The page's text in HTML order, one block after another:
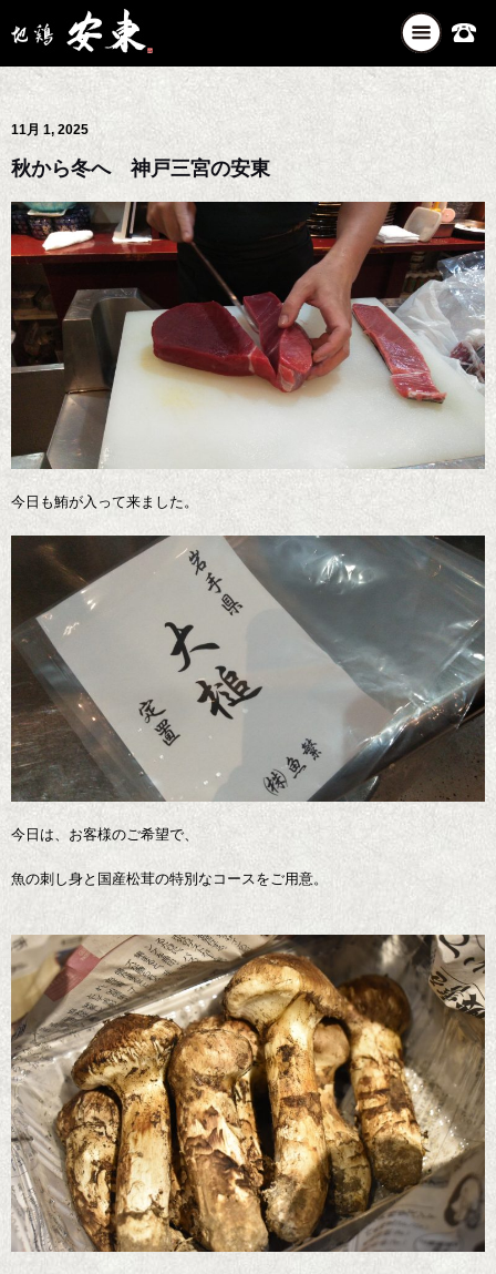
ナ
ビ
ゲ
シ
を
切
り
替
え
11月 1, 2025
秋から冬へ 神戸三宮の安東
今日も鮪が入って来ました。
今日は、お客様のご希望で、
魚の刺し身と国産松茸の特別なコースをご用意。